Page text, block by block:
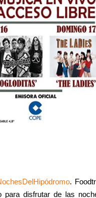
.
para disfrutar de las